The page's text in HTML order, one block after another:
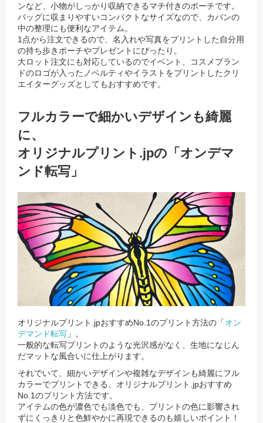
ンなど、小物がしっかり収納できるマチ付きのポーチです。
バッグに収まりやすいコンパクトなサイズなので、カバンの
中の整理にも便利なアイテム。
1点から注文できるので、名入れや写真をプリントした自分用
の持ち歩きポーチやプレゼントにぴったり。
大ロット注文にも対応しているのでイベント、コスメブラン
ドのロゴが入ったノベルティやイラストをプリントしたクリ
エイターグッズとしてもおすすめです。
フルカラーで細かいデザインも綺麗
に、
オリジナルプリント.jpの「オンデマ
ンド転写」
オリジナルプリント.jpおすすめNo.1のプリント方法の「オン
デマンド転写 」。
一般的な転写プリントのような光沢感がなく、生地になじん
だマットな風合いに仕上がります。
それでいて、細かいデザインや複雑なデザインも綺麗にフル
カラーでプリントできる、オリジナルプリント.jpおすすめ
No.1のプリント方法です。
アイテムの色が濃色でも淡色でも、プリントの色に影響され
ずにくっきりと色鮮やかに再現できるのも嬉しいポイント！